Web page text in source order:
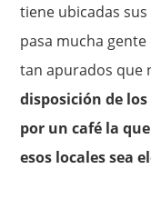
tiene ubicadas
pasa mucha
tan apurados que
disposición de
por un café la
esos locales sea